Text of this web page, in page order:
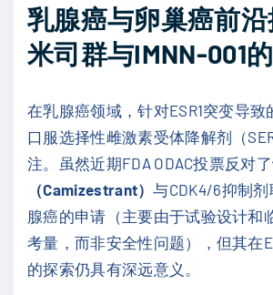
乳腺癌与卵巢癌前
米司群与IMNN-001
在乳腺癌领域，针对ESR1突变导致
口服选择性雌激素受体降解剂（
注。虽然近期FDA ODAC投票反对了
（Camizestrant）与CDK4/6抑制
腺癌的申请（主要由于试验设计和
考量，而非安全性问题），但其在
的探索仍具有深远意义。